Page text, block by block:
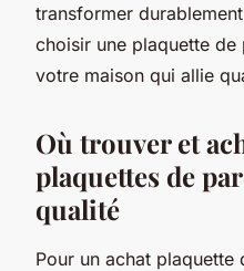
transformer
choisir une plaquette
votre maison qui allie
Où trouver et
plaquettes de
qualité
Pour un achat plaquette